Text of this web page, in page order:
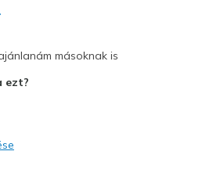
másoknak is
ezt?